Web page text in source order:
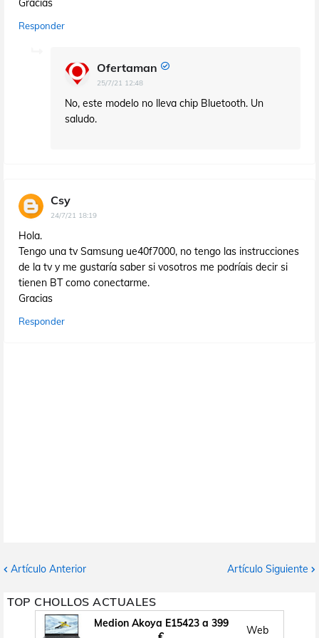
Gracias
Responder
Ofertaman
25/7/21 12:48
No, este modelo no lleva chip Bluetooth. Un
saludo.
Csy
24/7/21 18:19
Hola.
Tengo una tv Samsung ue40f7000, no tengo las instrucciones
de la tv y me gustaría saber si vosotros me podríais decir si
tienen BT como conectarme.
Gracias
Responder
Artículo Anterior Artículo Siguiente
TOP CHOLLOS ACTUALES
Medion Akoya E15423 a 399
Web